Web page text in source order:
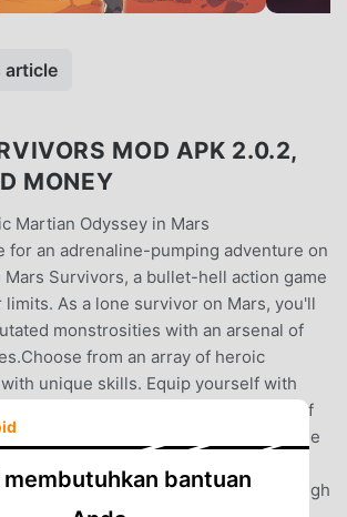
article
MOD APK 2.0.2,
MONEY
Martian Odyssey in Mars
for an adrenaline-pumping adventure on
Mars Survivors, a bullet-hell action game
As a lone survivor on Mars, you'll
monstrosities with an arsenal of
from an array of heroic
unique skills. Equip yourself with
weapons and unleash a symphony of
enemies. Customize your playstyle
and chips, combining them
your full potential.Navigate through
membutuhkan bantuan